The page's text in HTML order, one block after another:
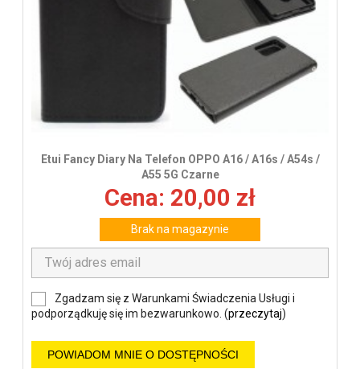
Etui Fancy Diary Na Telefon OPPO A16 / A16s / A54s /
A55 5G Czarne
Cena: 20,00 zł
Brak na magazynie
Zgadzam się z Warunkami Świadczenia Usługi i
podporządkuję się im bezwarunkowo. (przeczytaj)
POWIADOM MNIE O DOSTĘPNOŚCI